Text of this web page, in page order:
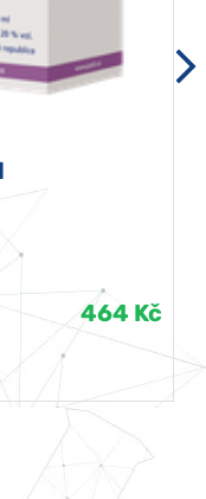
464 Kč